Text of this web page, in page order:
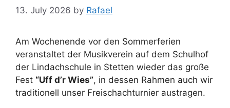
13. July 2026 by Rafael
Am Wochenende vor den Sommerferien
veranstaltet der Musikverein auf dem Schulhof
der Lindachschule in Stetten wieder das große
Fest “Uff d’r Wies”, in dessen Rahmen auch wir
traditionell unser Freischachturnier austragen.